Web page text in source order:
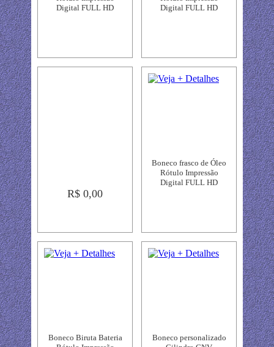
Digital FULL HD
Digital FULL HD
R$ 0,00
Boneco frasco de Óleo
Rótulo Impressão
Digital FULL HD
Boneco Biruta Bateria
Boneco personalizado